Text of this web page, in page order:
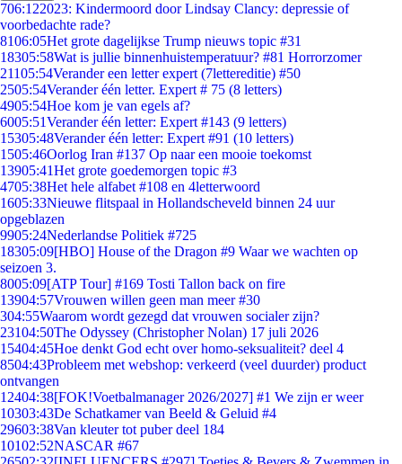
706:122023: Kindermoord door Lindsay Clancy: depressie of
voorbedachte rade?
8106:05Het grote dagelijkse Trump nieuws topic #31
18305:58Wat is jullie binnenhuistemperatuur? #81 Horrorzomer
21105:54Verander een letter expert (7lettereditie) #50
2505:54Verander één letter. Expert # 75 (8 letters)
4905:54Hoe kom je van egels af?
6005:51Verander één letter: Expert #143 (9 letters)
15305:48Verander één letter: Expert #91 (10 letters)
1505:46Oorlog Iran #137 Op naar een mooie toekomst
13905:41Het grote goedemorgen topic #3
4705:38Het hele alfabet #108 en 4letterwoord
1605:33Nieuwe flitspaal in Hollandscheveld binnen 24 uur
opgeblazen
9905:24Nederlandse Politiek #725
18305:09[HBO] House of the Dragon #9 Waar we wachten op
seizoen 3.
8005:09[ATP Tour] #169 Tosti Tallon back on fire
13904:57Vrouwen willen geen man meer #30
304:55Waarom wordt gezegd dat vrouwen socialer zijn?
23104:50The Odyssey (Christopher Nolan) 17 juli 2026
15404:45Hoe denkt God echt over homo-seksualiteit? deel 4
8504:43Probleem met webshop: verkeerd (veel duurder) product
ontvangen
12404:38[FOK!Voetbalmanager 2026/2027] #1 We zijn er weer
10303:43De Schatkamer van Beeld & Geluid #4
29603:38Van kleuter tot puber deel 184
10102:52NASCAR #67